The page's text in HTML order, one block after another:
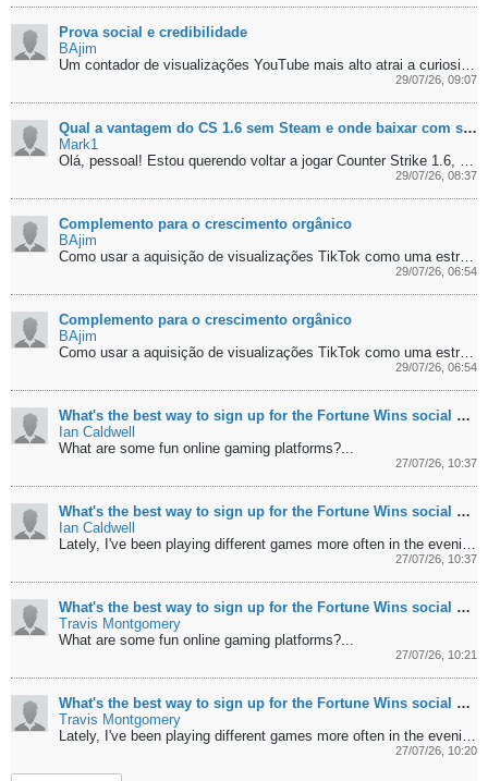
Prova social e credibilidade
BAjim
Um contador de visualizações YouTube mais alto atrai a curiosidade de quem visita o canal pela primeira vez e transmite muito mais credibilidade?...
29/07/26, 09:07
Qual a vantagem do CS 1.6 sem Steam e onde baixar com segurança?
Mark1
Olá, pessoal! Estou querendo voltar a jogar Counter Strike 1.6, mas fico na dúvida sobre qual versão instalar. Eu tenho a versão original na Steam, mas...
29/07/26, 08:37
Complemento para o crescimento orgânico
BAjim
Como usar a aquisição de visualizações TikTok como uma estratégia segura de apoio, sem deixar de lado a criatividade e a qualidade dos vídeos?...
29/07/26, 06:54
Complemento para o crescimento orgânico
BAjim
Como usar a aquisição de visualizações TikTok como uma estratégia segura de apoio, sem deixar de lado a criatividade e a qualidade dos vídeos?...
29/07/26, 06:54
What's the best way to sign up for the Fortune Wins social casino?
Ian Caldwell
What are some fun online gaming platforms?...
27/07/26, 10:37
What's the best way to sign up for the Fortune Wins social casino?
Ian Caldwell
Lately, I've been playing different games more often in the evenings. After work, I just want to take my mind off things for a bit. A friend recommended...
27/07/26, 10:37
What's the best way to sign up for the Fortune Wins social casino?
Travis Montgomery
What are some fun online gaming platforms?...
27/07/26, 10:21
What's the best way to sign up for the Fortune Wins social casino?
Travis Montgomery
Lately, I've been playing different games more often in the evenings. After work, I just want to take my mind off things for a bit. A friend recommended...
27/07/26, 10:20